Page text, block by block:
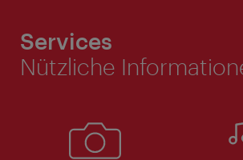
Services
Nützliche